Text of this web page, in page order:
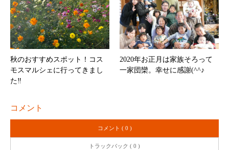
秋のおすすめスポット！コス
モスマルシェに行ってきまし
た‼
2020年お正月は家族そろって
一家団欒。幸せに感謝(^^♪
コメント
コメント ( 0 )
トラックバック ( 0 )